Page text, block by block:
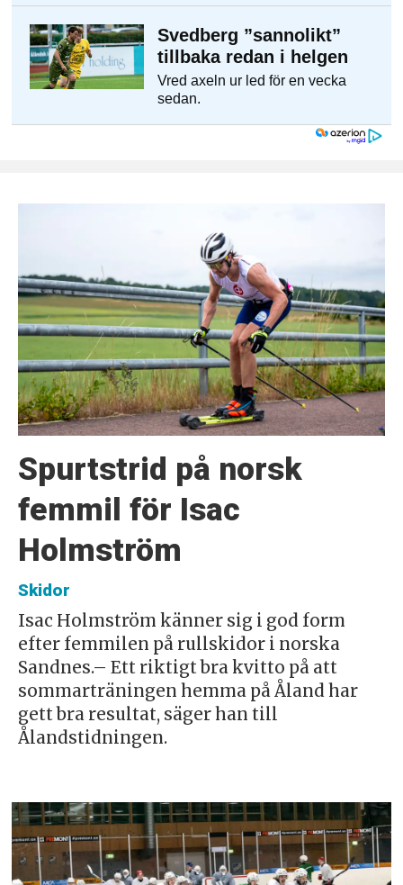
Spurtstrid på norsk
femmil för Isac
Holmström
Skidor
Isac Holmström känner sig i god form
efter femmilen på rullskidor i norska
Sandnes.– Ett riktigt bra kvitto på att
sommarträningen hemma på Åland har
gett bra resultat, säger han till
Ålandstidningen.